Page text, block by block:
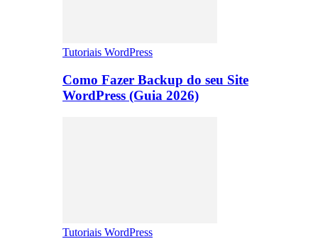
Tutoriais WordPress
Como Fazer Backup do seu Site
WordPress (Guia 2026)
Tutoriais WordPress